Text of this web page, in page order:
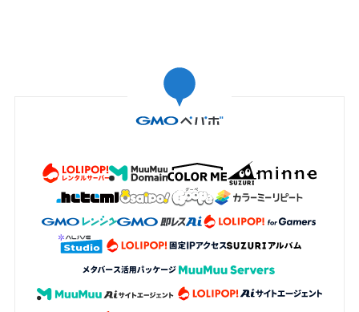
トの参加に関する契約（以下「参加契約」
といいます。）が成立するものとします。
当社は、申込者に対し、第１項に基づく参
合、当該審査のため必要な資料の提出を求
める場合があります。申込者は、当社から
資料の提出を求められた場合には、速やか
に指定された資料を提出するものとしま
加申込を承諾せず又は参加契約を取り消す